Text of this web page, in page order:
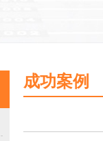
成功案例